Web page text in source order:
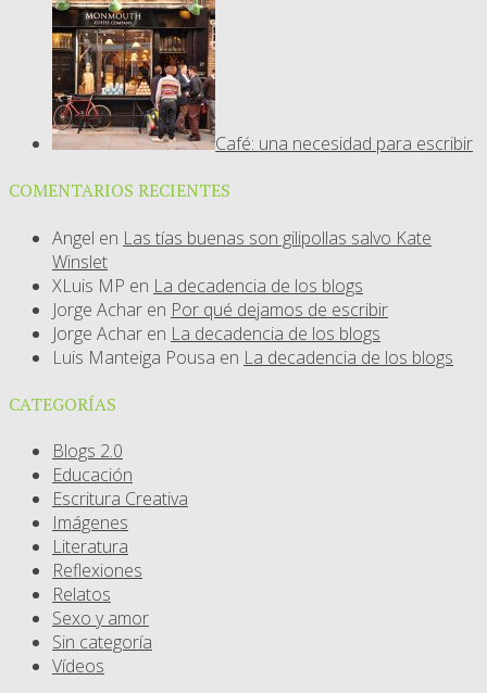
Café: una necesidad para escribir
COMENTARIOS RECIENTES
Angel en Las tías buenas son gilipollas salvo Kate
Winslet
XLuis MP en La decadencia de los blogs
Jorge Achar en Por qué dejamos de escribir
Jorge Achar en La decadencia de los blogs
Luis Manteiga Pousa en La decadencia de los blogs
CATEGORÍAS
Blogs 2.0
Educación
Escritura Creativa
Imágenes
Literatura
Reflexiones
Relatos
Sexo y amor
Sin categoría
Vídeos